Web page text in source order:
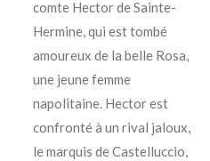
comte Hector de Sainte-
Hermine, qui est tombé
amoureux de la belle Rosa,
une jeune femme
napolitaine. Hector est
confronté à un rival jaloux,
le marquis de Castelluccio,